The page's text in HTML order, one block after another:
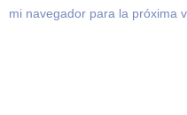
mi navegador para la próxima